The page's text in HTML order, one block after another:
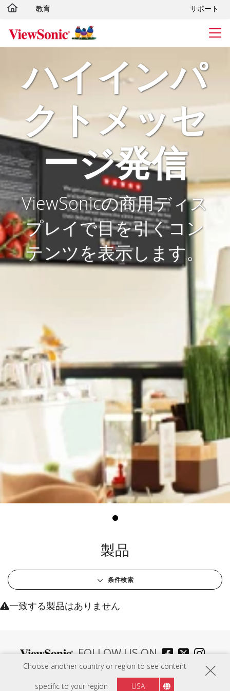
Choose another country or region to see content
specific to your region USA
Skip to main content
教育 サポート
ハイインパ
クトメッセ
ージ発信
ViewSonicの商用ディス
プレイで目を引くコン
テンツを表示します。
製品
条件検索
一致する製品はありません
FOLLOW US ON